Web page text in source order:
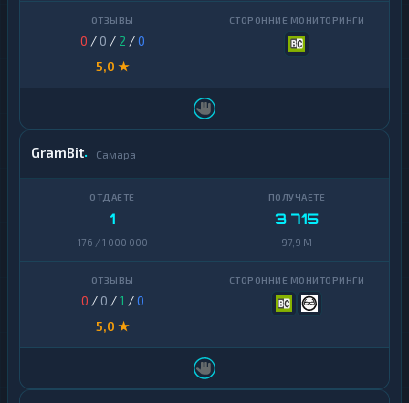
0 / 0 / 2 /0
5,0 ★
GramBit Самара
1
176 / 1 000 000
3 715
97,9 M
0 / 0 /1 /0
5,0 ★